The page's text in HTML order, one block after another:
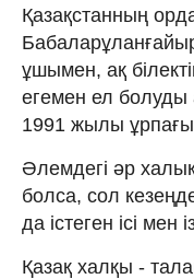
Қазақстанның
ұшымен, ақ
егемен ел
1991 жылы
Әлемдегі әр
болса, сол
да істеген ісі мен
Қазақ халқы -